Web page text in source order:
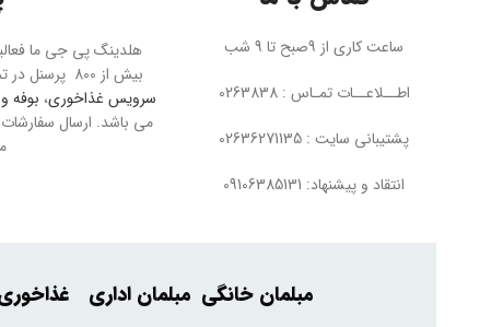
بیش از 800 پرسنل در تمام بخش ها به بزرگترین مجموعه مبل در خاورمیانه معروف است. پی جی ما عرضه کننده محصولاتی چون
سرویس غذاخوری، بوفه
ساعت کاری از 9صبح تا 9 شب
اطــلاعــات تمـاس : 0263838
پشتیبانی سایت : 02636271135
انتقاد و پیشنهاد: 09106385131
مبلمان اداری مبلمان خانگی